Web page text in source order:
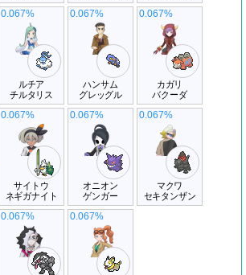
ルチア
チルタリス
0.067%
ハンサム
グレッグル
0.067%
カガリ
バクーダ
0.067%
サイトウ
ネギガナイト
0.067%
オニオン
ゲンガー
0.067%
マクワ
セキタンザン
0.067%
0.067% 0.067%